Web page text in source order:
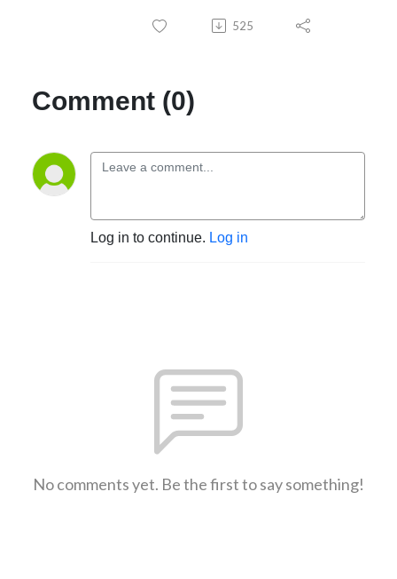
525
Comment (0)
Log in to continue. Log in
No comments yet. Be the first to say something!